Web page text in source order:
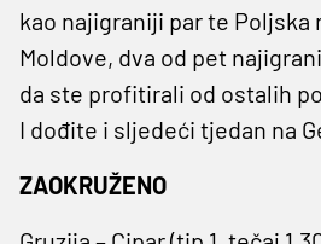
kao najigraniji par te
Moldove, dva od pet
da ste profitirali od ostalih
I dođite i sljedeći tjedan na
ZAOKRUŽENO